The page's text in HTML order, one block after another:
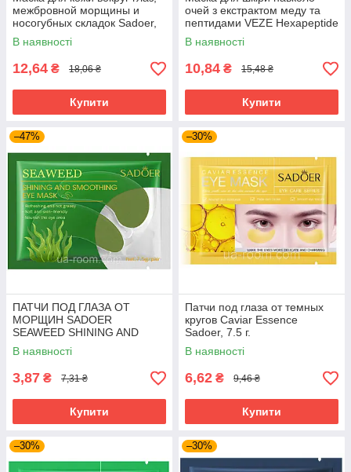
межбровной морщины и
носогубных складок Sadoer,
25 г.
В наявності
12,64 ₴ 18,06 ₴
Купити
очей з екстрактом меду та
пептидами VEZE Hexapeptide
Gold Honeycomb Tender Eye,
В наявності
10,84 ₴ 15,48 ₴
Купити
–47%
ПАТЧИ ПОД ГЛАЗА ОТ
МОРЩИН SADOER
SEAWEED SHINING AND
SMOOTHING, 7.5 г.
В наявності
3,87 ₴ 7,31 ₴
Купити
–30%
Патчи под глаза от темных
кругов Caviar Essence
Sadoer, 7.5 г.
В наявності
6,62 ₴ 9,46 ₴
Купити
–30% –30%